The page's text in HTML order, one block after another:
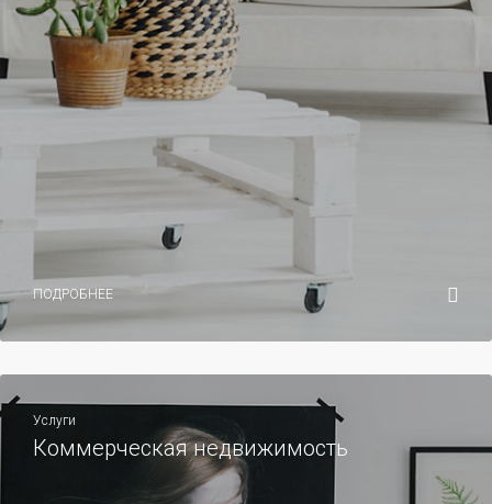
ПОДРОБНЕЕ
Услуги
Коммерческая недвижимость